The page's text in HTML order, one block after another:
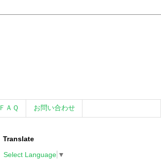
ＦＡＱ お問い合わせ
Translate
Select Language ▼